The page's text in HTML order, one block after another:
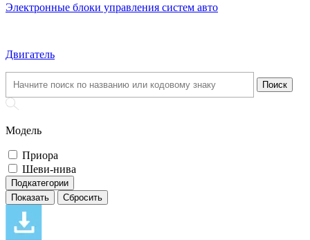
Электронные блоки управления систем авто
Двигатель
Модель
Приора
Шеви-нива
Подкатегории